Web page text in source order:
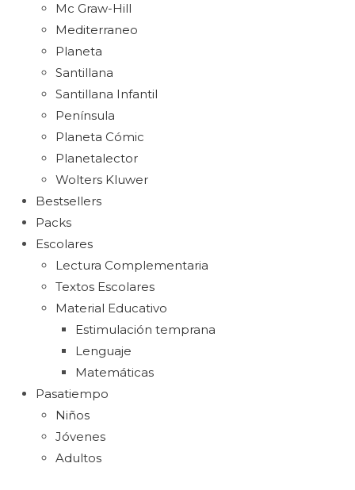
Mc Graw-Hill
Mediterraneo
Planeta
Santillana
Santillana Infantil
Península
Planeta Cómic
Planetalector
Wolters Kluwer
Bestsellers
Packs
Escolares
Lectura Complementaria
Textos Escolares
Material Educativo
Estimulación temprana
Lenguaje
Matemáticas
Pasatiempo
Niños
Jóvenes
Adultos